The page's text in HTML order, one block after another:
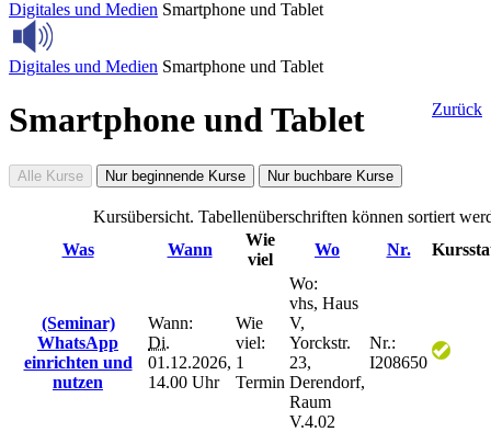
Digitales und Medien Smartphone und Tablet
Digitales und Medien Smartphone und Tablet
Zurück
Smartphone und Tablet
Alle Kurse Nur beginnende Kurse Nur buchbare Kurse
Kursübersicht. Tabellenüberschriften können sortiert
Was
Wann
Wie
viel
Wo Nr.
(Seminar)
WhatsApp
einrichten und
nutzen
Wann:
Di.
01.12.2026,
14.00 Uhr
Wie
viel:
1
Termin
Wo:
vhs, Haus
V,
Yorckstr.
23,
Derendorf,
Raum
V.4.02
Nr.:
I208650